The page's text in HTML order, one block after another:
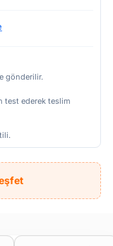
gönderilir.
test ederek teslim